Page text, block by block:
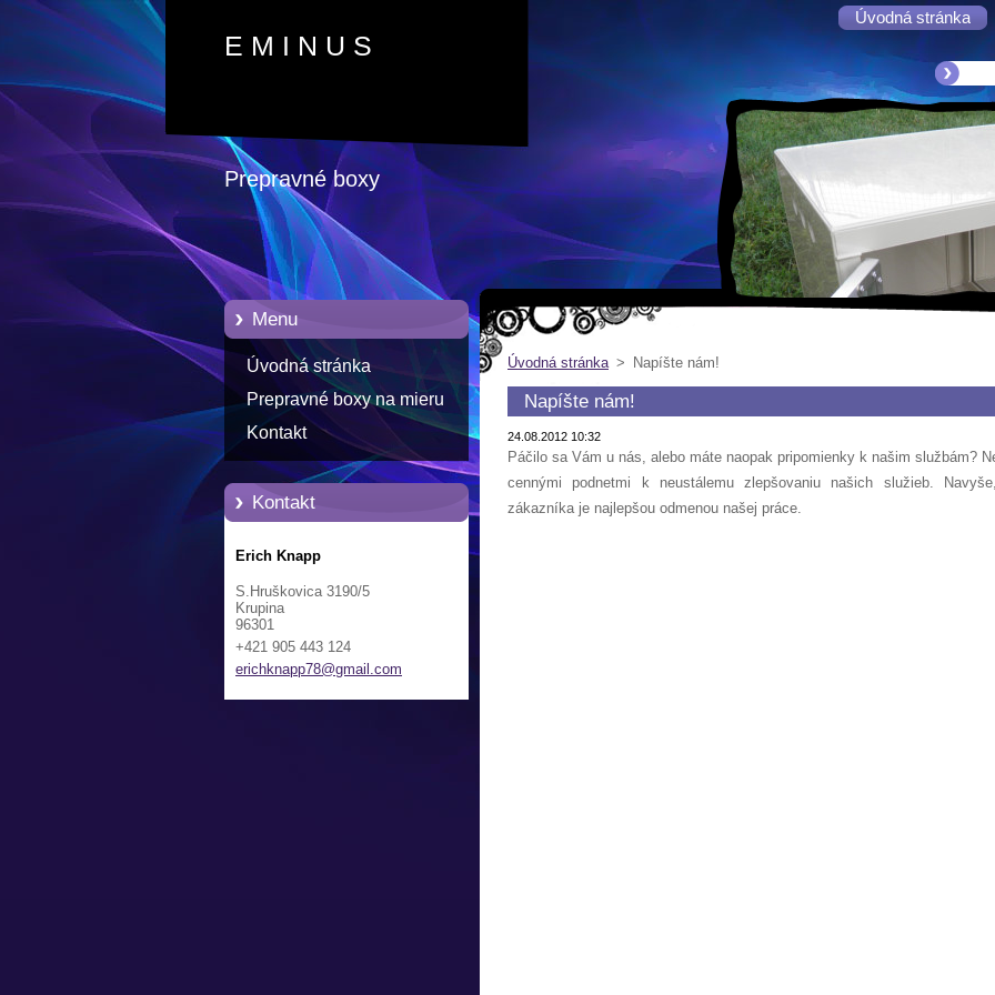
Úvodná stránka
E M I N U S
Prepravné boxy
Menu
Úvodná stránka
Prepravné boxy na mieru
Kontakt
Kontakt
Erich Knapp
S.Hruškovica 3190/5
Krupina
96301
+421 905 443 124
erichknapp78@gmail.com
Úvodná stránka > Napíšte nám!
Napíšte nám!
24.08.2012 10:32
Páčilo sa Vám u nás, alebo máte naopak pripomienky k našim službám?
cennými podnetmi k neustálemu zlepšovaniu našich služieb.
zákazníka je najlepšou odmenou našej práce.